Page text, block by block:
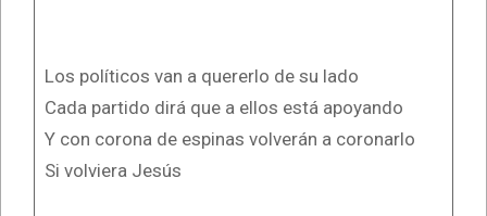
Los políticos van a quererlo de su lado
Cada partido dirá que a ellos está apoyando
Y con corona de espinas volverán a coronarlo
Si volviera Jesús